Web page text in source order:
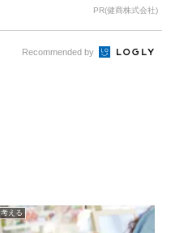
PR(健商株式会社)
Recommended by
考える